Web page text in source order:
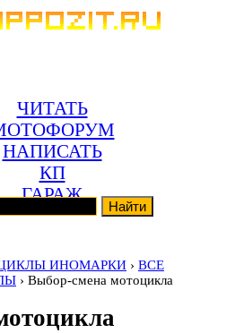
ЧИТАТЬ
НАПИСАТЬ
КП
ГАРАЖ
ИНОМАРКИ › ВСЕ
› Выбор-смена мотоцикла